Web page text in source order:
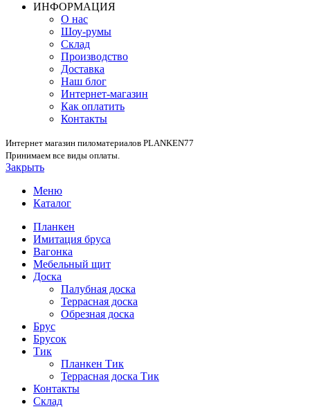
ИНФОРМАЦИЯ
О нас
Шоу-румы
Склад
Производство
Доставка
Наш блог
Интернет-магазин
Как оплатить
Контакты
Интернет магазин пиломатериалов PLANKEN77
Принимаем все виды оплаты.
Закрыть
Меню
Каталог
Планкен
Имитация бруса
Вагонка
Мебельный щит
Доска
Палубная доска
Террасная доска
Обрезная доска
Брус
Брусок
Тик
Планкен Тик
Террасная доска Тик
Контакты
Склад